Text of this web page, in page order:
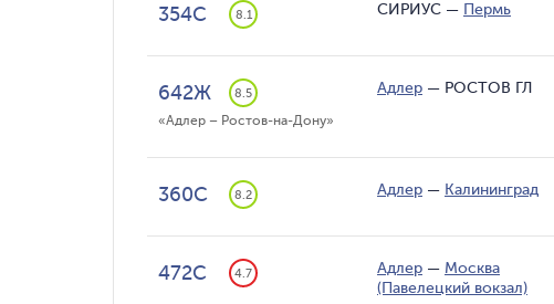
354С 8.1 СИРИУС — Пермь
642Ж 8.5
«Адлер – Ростов-на-Дону»
Адлер — РОСТОВ ГЛ
360С 8.2 Адлер — Калининград
472С 4.7 Адлер — Москва
(Павелецкий вокзал)